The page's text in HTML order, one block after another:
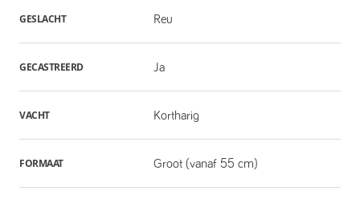
GESLACHT Reu
GECASTREERD Ja
VACHT Kortharig
FORMAAT Groot (vanaf 55 cm)